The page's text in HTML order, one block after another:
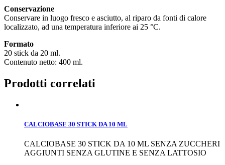
Conservazione
Conservare in luogo fresco e asciutto, al riparo da fonti di calore
localizzato, ad una temperatura inferiore ai 25 °C.
Formato
20 stick da 20 ml.
Contenuto netto: 400 ml.
Prodotti correlati
CALCIOBASE 30 STICK DA 10 ML
CALCIOBASE 30 STICK DA 10 ML SENZA ZUCCHERI
AGGIUNTI SENZA GLUTINE E SENZA LATTOSIO